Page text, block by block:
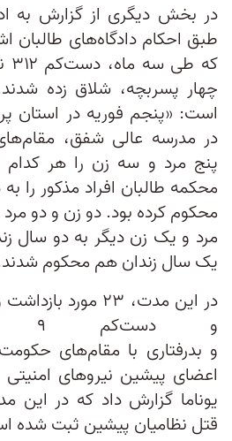
در بخش دیگری از گزارش به
طبق احکام دادگاه‌های طالبان
چهار پسربچه، شلاق زده
است: «پنجم فوریه در استان
در مدرسه عالی شفق،
محکمه طالبان افراد مذکور را
محکوم کرده بود. دو زن و دو
مرد و یک زن دیگر به دو سال
یک سال زندان هم محکوم
در این مدت، ۲۳
و
و بدرفتاری با مقام‌های
اعضای پیشین نیروهای
یوناما گزارش داد که در
قتل نظامیان پیشین ثبت شده